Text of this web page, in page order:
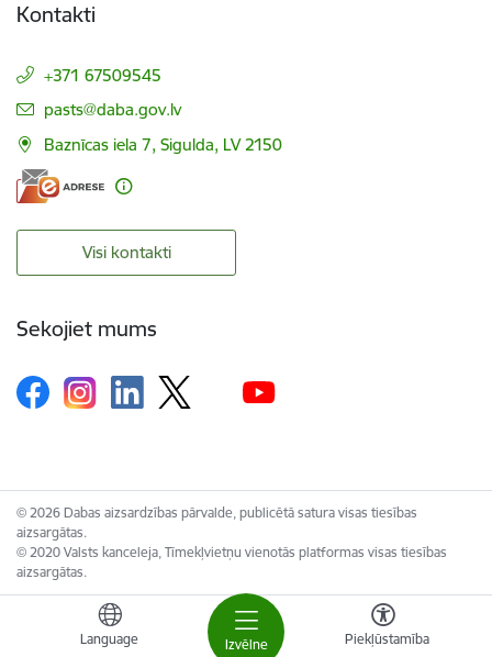
Izvēlne
Language Piekļūstamība
Kontakti
+371 67509545
E-pasts:
pasts@daba.gov.lv
Baznīcas iela 7, Sigulda, LV 2150
Visi kontakti
Sekojiet mums
© 2026 Dabas aizsardzības pārvalde, publicētā satura visas tiesības
aizsargātas.
© 2020 Valsts kanceleja, Tīmekļvietņu vienotās platformas visas tiesības
aizsargātas.